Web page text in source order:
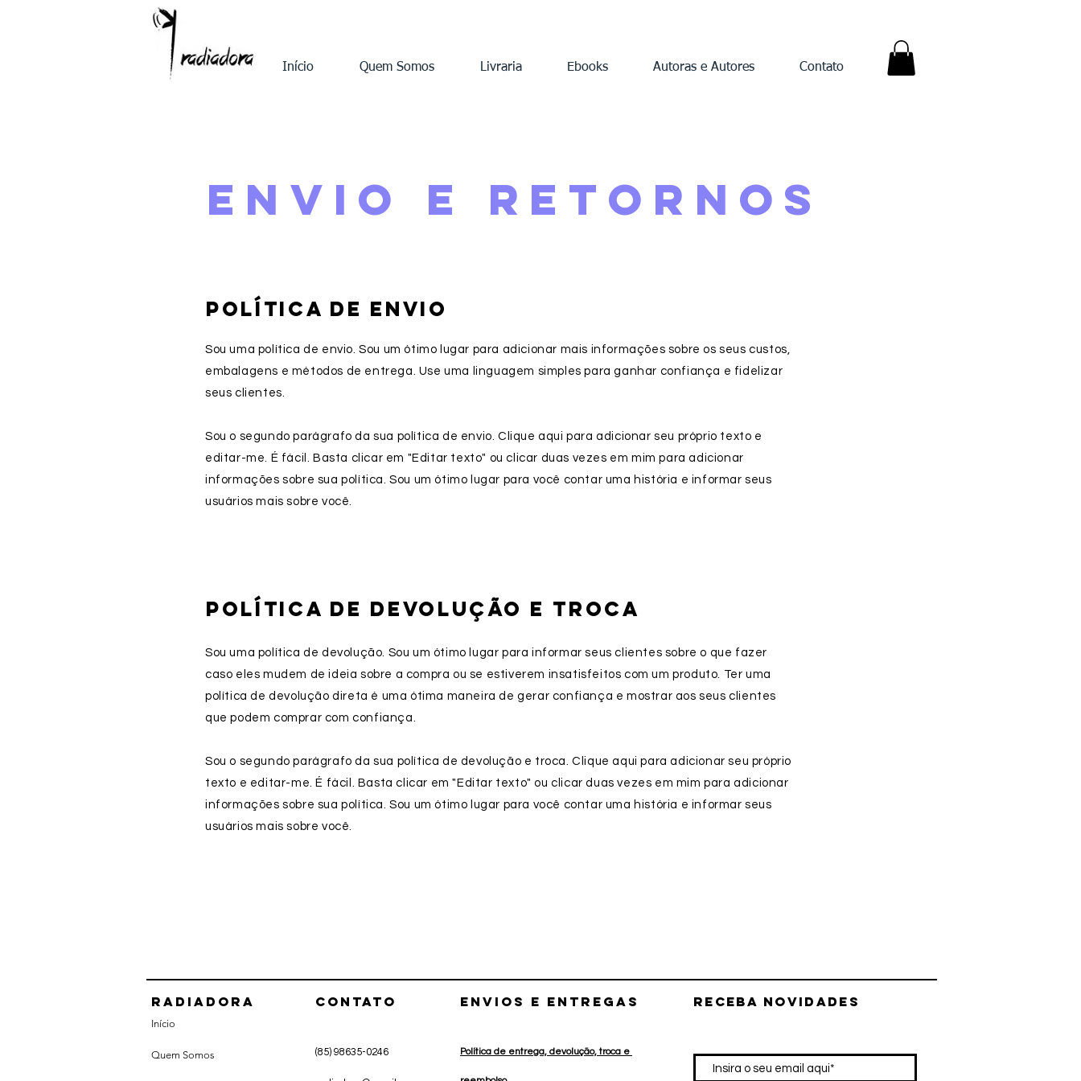
Início Quem Somos Livraria Ebooks Autoras e Autores Contato
ENVIO E RETORNOs
POLÍTICA DE ENVIO
Sou uma política de envio. Sou um ótimo lugar para adicionar mais informações sobre os seus custos,
embalagens e métodos de entrega. Use uma linguagem simples para ganhar confiança e fidelizar
seus clientes.
Sou o segundo parágrafo da sua política de envio. Clique aqui para adicionar seu próprio texto e
editar-me. É fácil. Basta clicar em "Editar texto" ou clicar duas vezes em mim para adicionar
informações sobre sua política. Sou um ótimo lugar para você contar uma história e informar seus
usuários mais sobre você.
POLÍTICA DE DEVOLUÇÃO E TROCA
Sou uma política de devolução. Sou um ótimo lugar para informar seus clientes sobre o que fazer
caso eles mudem de ideia sobre a compra ou se estiverem insatisfeitos com um produto. Ter uma
política de devolução direta é uma ótima maneira de gerar confiança e mostrar aos seus clientes
que podem comprar com confiança.
Sou o segundo parágrafo da sua política de devolução e troca. Clique aqui para adicionar seu próprio
texto e editar-me. É fácil. Basta clicar em "Editar texto" ou clicar duas vezes em mim para adicionar
informações sobre sua política. Sou um ótimo lugar para você contar uma história e informar seus
usuários mais sobre você.
Radiadora
Início
Quem Somos
CONTATO envios e entregas
(85) 98635-0246 Política de entrega, devolução, troca e
receba NOVIDADES